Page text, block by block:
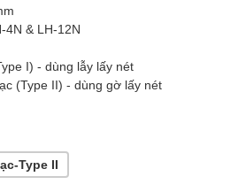
4N & LH-12N
I) - dùng lẫy lấy nét
(Type II) - dùng gờ lấy nét
Type II